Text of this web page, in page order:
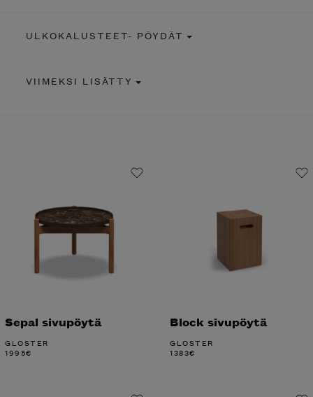
ULKOKALUSTEET- PÖYDÄT
VIIMEKSI LISÄTTY
Sepal sivupöytä
GLOSTER
1995€
Block sivupöytä
GLOSTER
1383€